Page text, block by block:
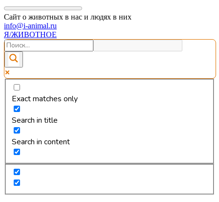
Сайт о животных в нас и людях в них
info@i-animal.ru
Я/ЖИВОТНОЕ
Exact matches only
Search in title
Search in content